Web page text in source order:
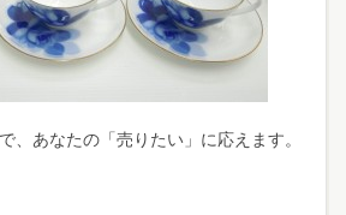
、あなたの「売りたい」に応えます。